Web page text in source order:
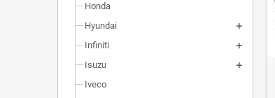
Honda
Hyundai
Infiniti
Isuzu
Iveco